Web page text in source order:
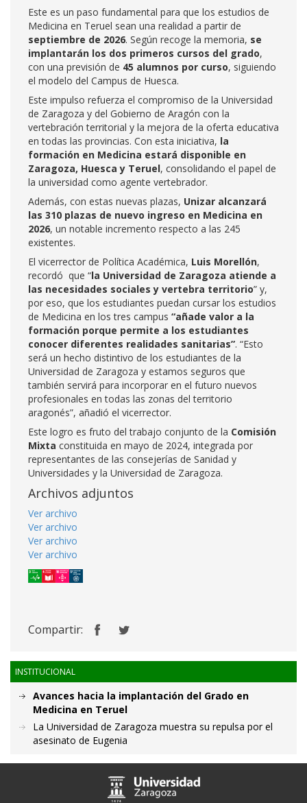
Este es un paso fundamental para que los estudios de
Medicina en Teruel sean una realidad a partir de
septiembre de 2026. Según recoge la memoria, se
implantarán los dos primeros cursos del grado,
con una previsión de 45 alumnos por curso, siguiendo
el modelo del Campus de Huesca.
Este impulso refuerza el compromiso de la Universidad
de Zaragoza y del Gobierno de Aragón con la
vertebración territorial y la mejora de la oferta educativa
en todas las provincias. Con esta iniciativa, la
formación en Medicina estará disponible en
Zaragoza, Huesca y Teruel, consolidando el papel de
la universidad como agente vertebrador.
Además, con estas nuevas plazas, Unizar alcanzará
las 310 plazas de nuevo ingreso en Medicina en
2026, un notable incremento respecto a las 245
existentes.
El vicerrector de Política Académica, Luis Morellón,
recordó que “la Universidad de Zaragoza atiende a
las necesidades sociales y vertebra territorio” y,
por eso, que los estudiantes puedan cursar los estudios
de Medicina en los tres campus “añade valor a la
formación porque permite a los estudiantes
conocer diferentes realidades sanitarias”. “Esto
será un hecho distintivo de los estudiantes de la
Universidad de Zaragoza y estamos seguros que
también servirá para incorporar en el futuro nuevos
profesionales en todas las zonas del territorio
aragonés”, añadió el vicerrector.
Este logro es fruto del trabajo conjunto de la Comisión
Mixta constituida en mayo de 2024, integrada por
representantes de las consejerías de Sanidad y
Universidades y la Universidad de Zaragoza.
Archivos adjuntos
Ver archivo
Ver archivo
Ver archivo
Ver archivo
Compartir:
INSTITUCIONAL
Avances hacia la implantación del Grado en
Medicina en Teruel
La Universidad de Zaragoza muestra su repulsa por el
asesinato de Eugenia